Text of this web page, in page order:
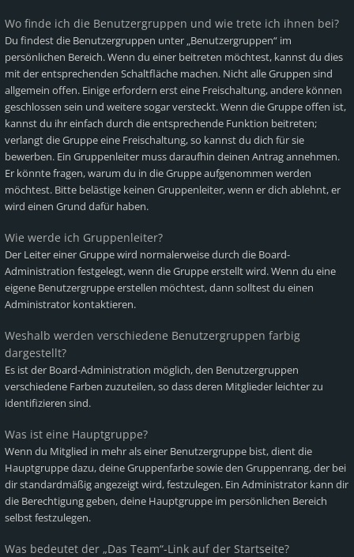
Wo finde ich die Benutzergruppen und wie trete ich ihnen bei?
Du findest die Benutzergruppen unter „Benutzergruppen“ im
persönlichen Bereich. Wenn du einer beitreten möchtest, kannst du dies
mit der entsprechenden Schaltfläche machen. Nicht alle Gruppen sind
allgemein offen. Einige erfordern erst eine Freischaltung, andere können
geschlossen sein und weitere sogar versteckt. Wenn die Gruppe offen ist,
kannst du ihr einfach durch die entsprechende Funktion beitreten;
verlangt die Gruppe eine Freischaltung, so kannst du dich für sie
bewerben. Ein Gruppenleiter muss daraufhin deinen Antrag annehmen.
Er könnte fragen, warum du in die Gruppe aufgenommen werden
möchtest. Bitte belästige keinen Gruppenleiter, wenn er dich ablehnt, er
wird einen Grund dafür haben.
Wie werde ich Gruppenleiter?
Der Leiter einer Gruppe wird normalerweise durch die Board-
Administration festgelegt, wenn die Gruppe erstellt wird. Wenn du eine
eigene Benutzergruppe erstellen möchtest, dann solltest du einen
Administrator kontaktieren.
Weshalb werden verschiedene Benutzergruppen farbig
dargestellt?
Es ist der Board-Administration möglich, den Benutzergruppen
verschiedene Farben zuzuteilen, so dass deren Mitglieder leichter zu
identifizieren sind.
Was ist eine Hauptgruppe?
Wenn du Mitglied in mehr als einer Benutzergruppe bist, dient die
Hauptgruppe dazu, deine Gruppenfarbe sowie den Gruppenrang, der bei
dir standardmäßig angezeigt wird, festzulegen. Ein Administrator kann dir
die Berechtigung geben, deine Hauptgruppe im persönlichen Bereich
selbst festzulegen.
Was bedeutet der „Das Team“-Link auf der Startseite?